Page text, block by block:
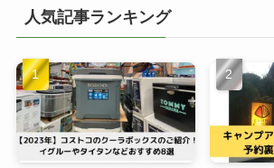
人気記事ランキング